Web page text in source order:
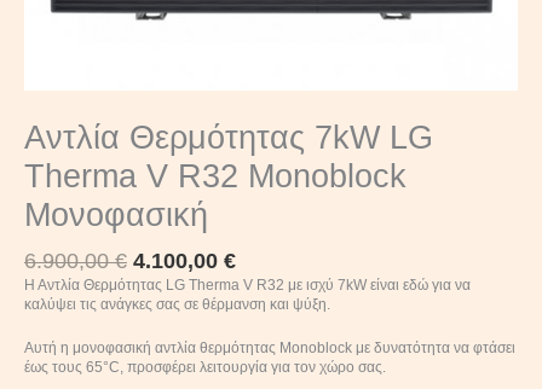
Αντλία Θερμότητας 7kW LG
Therma V R32 Monoblock
Μονοφασική
6.900,00€ 4.100,00 €
Η Αντλία Θερμότητας LG Therma V R32 με ισχύ 7kW είναι εδώ για να
καλύψει τις ανάγκες σας σε θέρμανση και ψύξη.
Αυτή η μονοφασική αντλία θερμότητας Monoblock με δυνατότητα να φτάσει
έως τους 65°C, προσφέρει λειτουργία για τον χώρο σας.